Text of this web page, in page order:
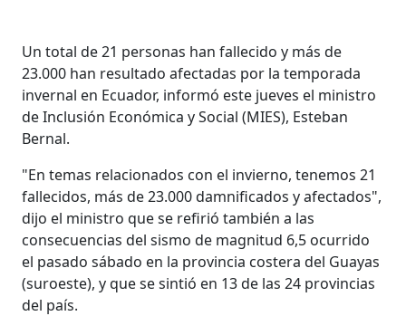
Un total de 21 personas han fallecido y más de
23.000 han resultado afectadas por la temporada
invernal en Ecuador, informó este jueves el ministro
de Inclusión Económica y Social (MIES), Esteban
Bernal.
"En temas relacionados con el invierno, tenemos 21
fallecidos, más de 23.000 damnificados y afectados",
dijo el ministro que se refirió también a las
consecuencias del sismo de magnitud 6,5 ocurrido
el pasado sábado en la provincia costera del Guayas
(suroeste), y que se sintió en 13 de las 24 provincias
del país.